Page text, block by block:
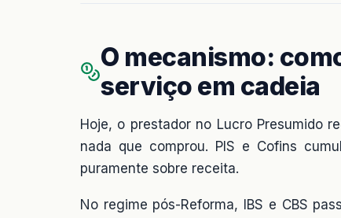
O mecanismo:
serviço em cadeia
Hoje, o prestador no Lucro Presumido
nada que comprou. PIS e Cofins
puramente sobre receita.
No regime pós-Reforma, IBS e CBS